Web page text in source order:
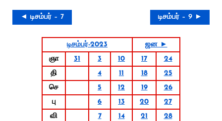
◄ டிசம்பர் – 7 டிசம்பர் – 9 ►
டிசம்பர்-2023
ஜன ►
ஞா
31 3 10 17
24
தி
4 11 18
25
செ
5 12 19
26
பு
6 13 20
27
வி
7 14 21
28